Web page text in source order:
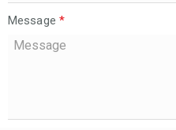
Message *